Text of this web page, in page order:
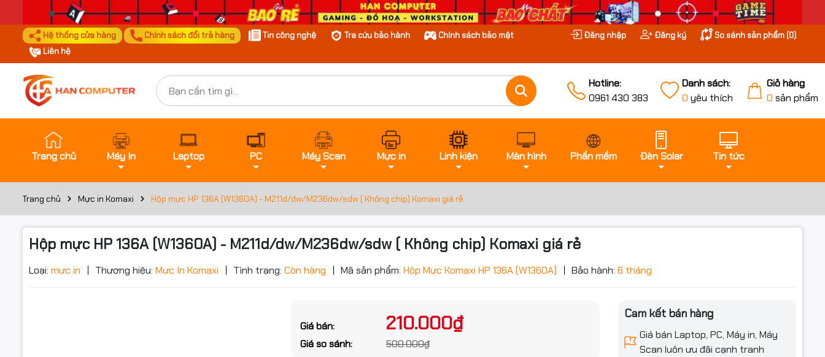
Hệ thống cửa hàng Chính sách đổi trả hàng Tin công nghệ Tra cứu bảo hành
Chính sách bảo mật
Liên hệ
Đăng nhập Đăng ký So sánh sản phẩm (0)
Hotline:
0961 430 383
Danh sách:
0 yêu thích
Giỏ hàng
0 sản phẩm
Trang chủ Máy In Laptop PC Máy Scan Mực in Linh kiện Màn hình Phần mềm Đèn Solar Tin tức
Trang chủ Mực in Komaxi Hộp mực HP 136A (W1360A) - M211d/dw/M236dw/sdw ( Không chip) Komaxi giá rẻ
Hộp mực HP 136A (W1360A) - M211d/dw/M236dw/sdw ( Không chip) Komaxi giá rẻ
Loại: mực in Thương hiệu: Mực In Komaxi Tình trạng: Còn hàng Mã sản phẩm: Hộp Mực Komaxi HP 136A (W1360A) Bảo hành: 6 tháng
Giá bán: 210.000₫
Giá so sánh: 500.000₫
Cam kết bán hàng
Giá bán Laptop, PC, Máy in, Máy
Scan luôn ưu đãi cạnh tranh
Đặt trước sản phẩm để nhận thêm nhiều ưu đãi
bạn nhé